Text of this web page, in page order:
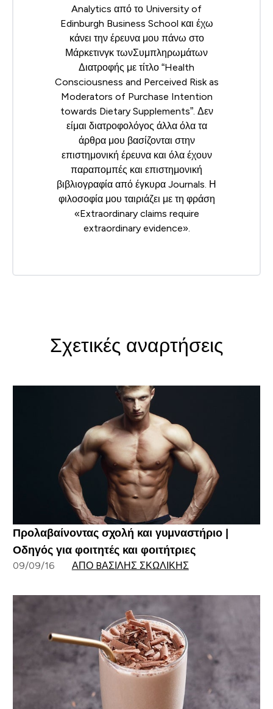
Analytics από το University of
Edinburgh Business School και έχω
κάνει την έρευνα μου πάνω στο
Μάρκετινγκ τωνΣυμπληρωμάτων
Διατροφής με τίτλο “Health
Consciousness and Perceived Risk as
Moderators of Purchase Intention
towards Dietary Supplements”. Δεν
είμαι διατροφολόγος άλλα όλα τα
άρθρα μου βασίζονται στην
επιστημονική έρευνα και όλα έχουν
παραπομπές και επιστημονική
βιβλιογραφία από έγκυρα Journals. Η
φιλοσοφία μου ταιριάζει με τη φράση
«Extraordinary claims require
extraordinary evidence».
Σχετικές αναρτήσεις
Προλαβαίνοντας σχολή και γυμναστήριο |
Οδηγός για φοιτητές και φοιτήτριες
09/09/16 ΑΠΌ BΑΣΊΛΗΣ ΣΚΩΛΊΚΗΣ